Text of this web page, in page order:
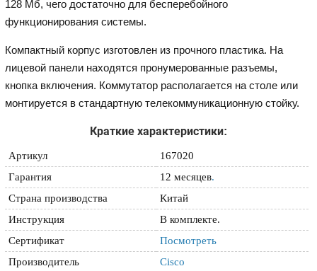
128 Мб, чего достаточно для бесперебойного
функционирования системы.
Компактный корпус изготовлен из прочного пластика. На
лицевой панели находятся пронумерованные разъемы,
кнопка включения. Коммутатор располагается на столе или
монтируется в стандартную телекоммуникационную стойку.
Краткие характеристики:
Артикул
167020
Гарантия
12 месяцев.
Страна производства
Китай
Инструкция
В комплекте.
Сертификат
Посмотреть
Производитель
Cisco